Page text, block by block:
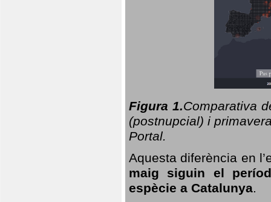
Figura 1.Comparativa
(postnupcial) i
Portal.
Aquesta diferència en
maig siguin el
espècie a Catalunya.